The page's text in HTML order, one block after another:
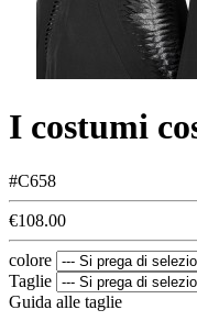
I costumi
#C658
€108.00
colore
Taglie
Guida alle taglie